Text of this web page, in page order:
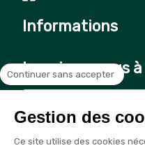
Informations
Inscrivez-vous
Vous pouvez vous
lien présent dans nos emails
Continuer sans accepter
Gestion des
Ce site utilise des cookies